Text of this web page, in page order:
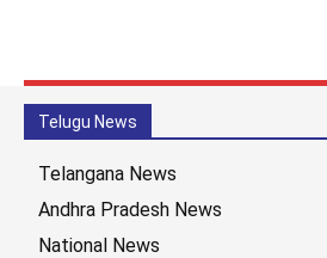
Telugu News
Telangana News
Andhra Pradesh News
National News